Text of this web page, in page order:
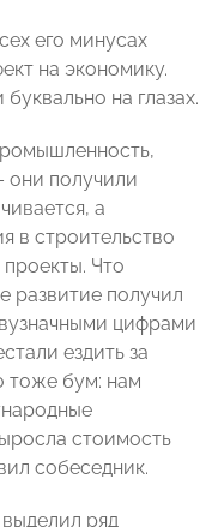
его минусах
на экономику.
на глазах.
они получили
а
в строительство
Что
развитие получил
цифрами
ездить за
тоже бум: нам
стоимость
собеседник.
ряд